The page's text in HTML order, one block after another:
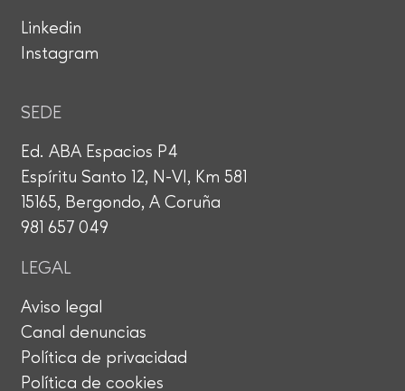
Linkedin
Instagram
SEDE
Ed. ABA Espacios P4
Espíritu Santo 12, N-VI, Km 581
15165, Bergondo, A Coruña
981 657 049
LEGAL
Aviso legal
Canal denuncias
Política de privacidad
Política de cookies